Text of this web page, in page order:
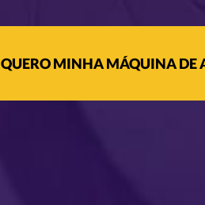
QUERO MINHA MÁQUINA DE